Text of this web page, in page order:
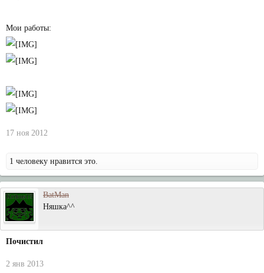
Мои работы:
17 ноя 2012
1 человеку нравится это.
BatMan
Няшка^^
Почистил
2 янв 2013